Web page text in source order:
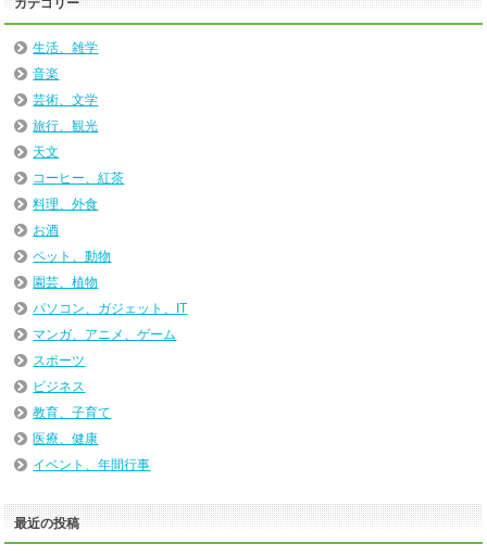
カテゴリー
生活、雑学
音楽
芸術、文学
旅行、観光
天文
コーヒー、紅茶
料理、外食
お酒
ペット、動物
園芸、植物
パソコン、ガジェット、IT
マンガ、アニメ、ゲーム
スポーツ
ビジネス
教育、子育て
医療、健康
イベント、年間行事
最近の投稿